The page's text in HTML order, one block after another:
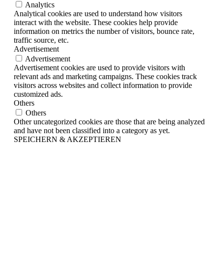
Analytics
Analytical cookies are used to understand how visitors
interact with the website. These cookies help provide
information on metrics the number of visitors, bounce rate,
traffic source, etc.
Advertisement
Advertisement
Advertisement cookies are used to provide visitors with
relevant ads and marketing campaigns. These cookies track
visitors across websites and collect information to provide
customized ads.
Others
Others
Other uncategorized cookies are those that are being analyzed
and have not been classified into a category as yet.
SPEICHERN & AKZEPTIEREN